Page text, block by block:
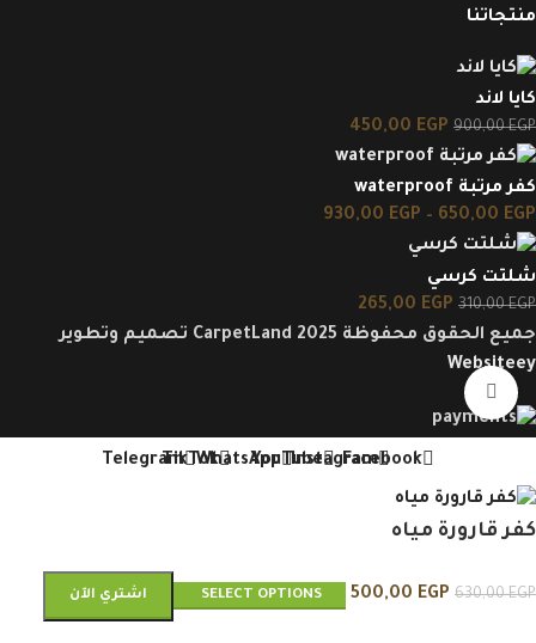
Click to enlarge
منتجاتنا
كايا لاند
900,00EGP
450,00 EGP
كفر مرتبة waterproof
650,00 EGP
–
930,00 EGP
شلتت كرسي
310,00EGP
265,00 EGP
جميع الحقوق محفوظة CarpetLand 2025 تصميم وتطوير
Websiteey
Facebook
Instagram
YouTube
WhatsApp
TikTok
Telegram
كفر قارورة مياه
630,00EGP
500,00 EGP
SELECT OPTIONS اشتري الآن